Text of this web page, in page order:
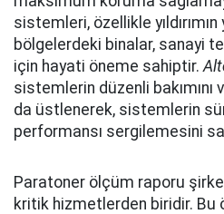
sistemleri, özellikle
bölgelerdeki binalar, sanayi
için hayati öneme sahiptir.
sistemlerin düzenli bakımını
da üstlenerek, sistemlerin
performansı sergilemesini
Paratoner ölçüm raporu
kritik hizmetlerden biridir. Bu